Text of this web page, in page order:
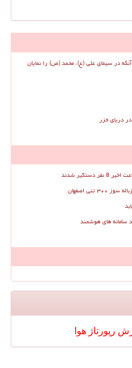
در سیمای علی (ع)، محمد (ص) را نمایان
دریای خزر
اصفهان
سامانه های هوشمند
رپورتاژ هوا